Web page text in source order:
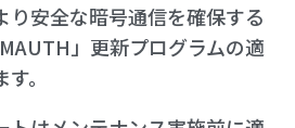
」更新プログラムの適
。